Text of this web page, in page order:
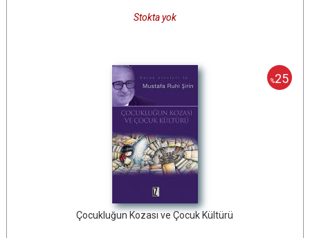
Stokta yok
%25
Çocukluğun Kozası ve Çocuk Kültürü